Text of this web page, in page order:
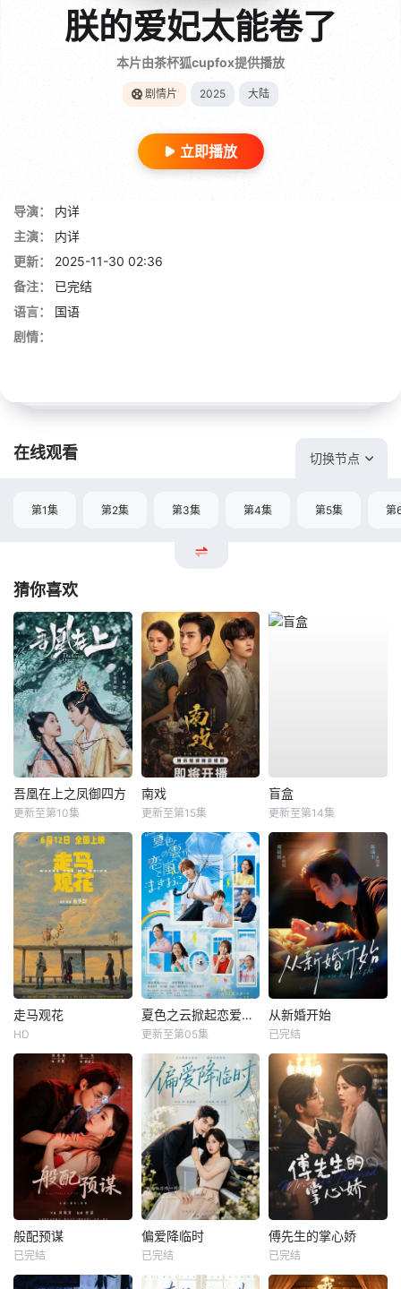
朕的爱妃太能卷了
本片由茶杯狐cupfox提供播放
剧情片 2025 大陆
立即播放
导演：
内详
主演：
内详
更新：
2025-11-30 02:36
备注：
已完结
语言：
国语
剧情：
在线观看 切换节点
第1集 第2集 第3集 第4集 第5集 第
猜你喜欢
吾凰在上之凤御四方
更新至第10集
南戏
更新至第15集
盲盒
更新至第14集
走马观花
HD
夏色之云掀起恋爱与风暴
更新至第05集
从新婚开始
已完结
般配预谋
已完结
偏爱降临时
已完结
傅先生的掌心娇
已完结